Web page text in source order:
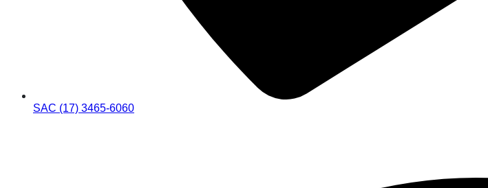
SAC (17) 3465-6060